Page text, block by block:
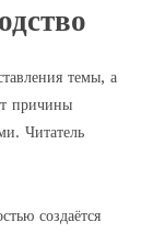
темы, а
причины
Читатель
создаётся